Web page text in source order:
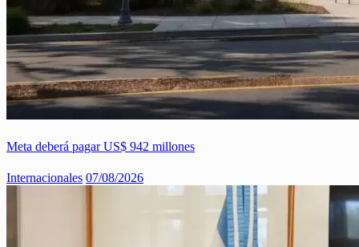
Meta deberá pagar US$ 942 millones
Internacionales 07/08/2026